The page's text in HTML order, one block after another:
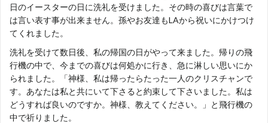
日のイースターの日に洗礼を受けました。その時の喜びは言葉で
は言い表す事が出来ません。孫やお友達もLAから祝いにかけつけ
てくれました。
洗礼を受けて数日後、私の帰国の日がやって来ました。帰りの飛
行機の中で、今までの喜びは何処かに行き、急に淋しい思いにか
られました。「神様、私は帰ったらたった一人のクリスチャンで
す。あなたは私と共にいて下さると約束して下さいました。私は
どうすれば良いのですか。神様、教えてください。」と飛行機の
中で祈りました。